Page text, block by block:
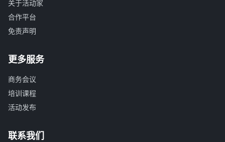
关于活动家
合作平台
免责声明
更多服务
商务会议
培训课程
活动发布
联系我们